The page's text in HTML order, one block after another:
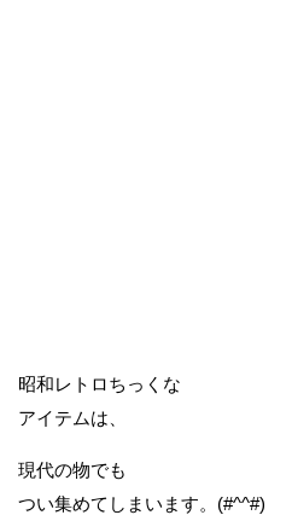
昭和レトロちっくな
アイテムは、
現代の物でも
つい集めてしまいます。(#^^#)